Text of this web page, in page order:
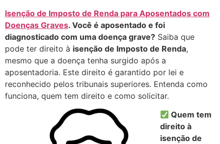
Isenção de Imposto de Renda para Aposentados com
Doenças Graves. Você é aposentado e foi
diagnosticado com uma doença grave? Saiba que
pode ter direito à isenção de Imposto de Renda,
mesmo que a doença tenha surgido após a
aposentadoria. Este direito é garantido por lei e
reconhecido pelos tribunais superiores. Entenda como
funciona, quem tem direito e como solicitar.
Quem tem
direito à
isenção de